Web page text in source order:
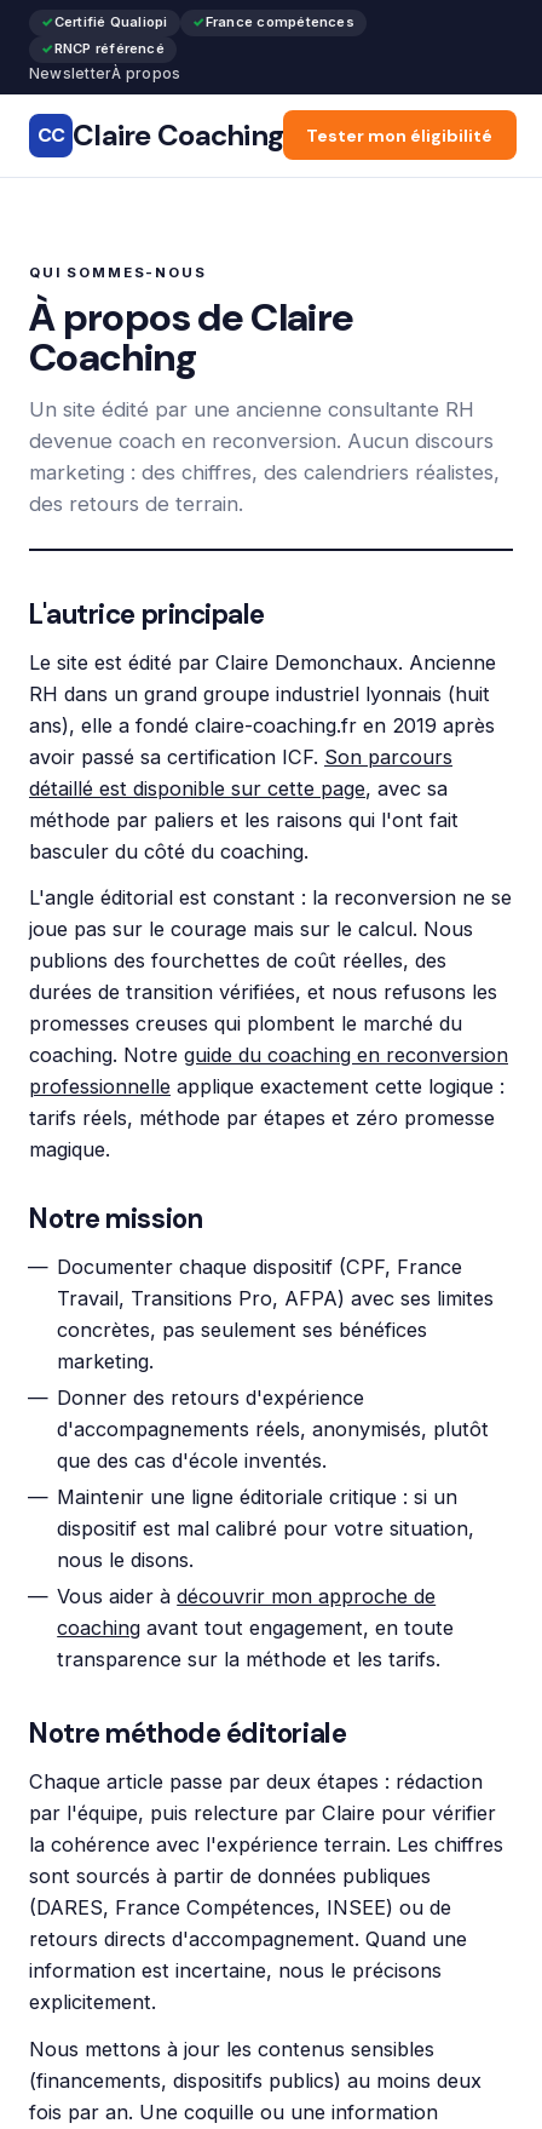
Certifié Qualiopi
France compétences
RNCP référencé
NewsletterÀ propos
CC Claire Coaching Accueil Articles
Tester mon éligibilité
QUI SOMMES-NOUS
À propos de Claire
Coaching
Un site édité par une ancienne consultante RH
devenue coach en reconversion. Aucun discours
marketing : des chiffres, des calendriers réalistes,
des retours de terrain.
L'autrice principale
Le site est édité par Claire Demonchaux. Ancienne
RH dans un grand groupe industriel lyonnais (huit
ans), elle a fondé claire-coaching.fr en 2019 après
avoir passé sa certification ICF. Son parcours
détaillé est disponible sur cette page, avec sa
méthode par paliers et les raisons qui l'ont fait
basculer du côté du coaching.
L'angle éditorial est constant : la reconversion ne se
joue pas sur le courage mais sur le calcul. Nous
publions des fourchettes de coût réelles, des
durées de transition vérifiées, et nous refusons les
promesses creuses qui plombent le marché du
coaching. Notre guide du coaching en reconversion
professionnelle applique exactement cette logique :
tarifs réels, méthode par étapes et zéro promesse
magique.
Notre mission
Documenter chaque dispositif (CPF, France
Travail, Transitions Pro, AFPA) avec ses limites
concrètes, pas seulement ses bénéfices
marketing.
Donner des retours d'expérience
d'accompagnements réels, anonymisés, plutôt
que des cas d'école inventés.
Maintenir une ligne éditoriale critique : si un
dispositif est mal calibré pour votre situation,
nous le disons.
Vous aider àdécouvrir mon approche de
coaching avant tout engagement, en toute
transparence sur la méthode et les tarifs.
Notre méthode éditoriale
Chaque article passe par deux étapes : rédaction
par l'équipe, puis relecture par Claire pour vérifier
la cohérence avec l'expérience terrain. Les chiffres
sont sourcés à partir de données publiques
(DARES, France Compétences, INSEE) ou de
retours directs d'accompagnement. Quand une
information est incertaine, nous le précisons
explicitement.
Nous mettons à jour les contenus sensibles
(financements, dispositifs publics) au moins deux
fois par an. Une coquille ou une information